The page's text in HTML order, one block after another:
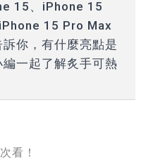
15、iPhone 15
15 Pro Max
你，有什麼亮點是
一起了解炙手可熱
看！